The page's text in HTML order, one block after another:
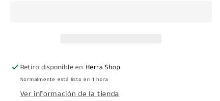
de
Cristal
Templado
de
Cristal
Templado
Retiro disponible en Herra Shop
Normalmente está listo en 1 hora
Ver información de la tienda